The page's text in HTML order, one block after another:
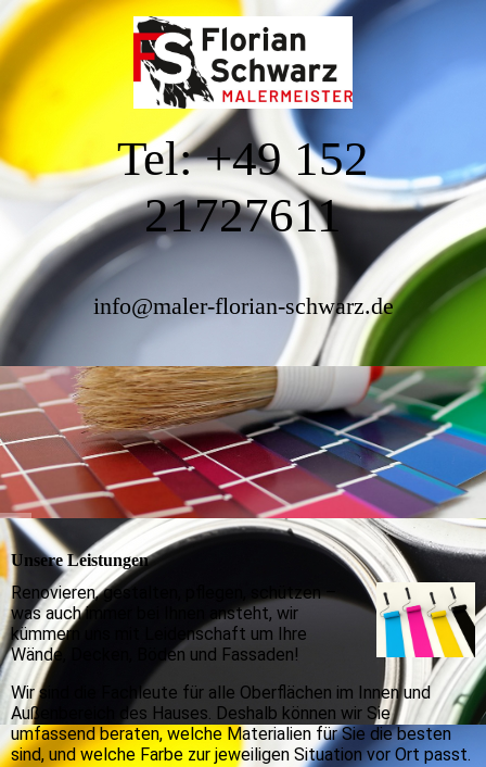
Tel: +49 152
21727611
info@maler-florian-schwarz.de
Unsere Leistungen
Renovieren, gestalten, pflegen, schützen –
was auch immer bei Ihnen ansteht, wir
kümmern uns mit Leidenschaft um Ihre
Wände, Decken, Böden und Fassaden!
Wir sind die Fachleute für alle Oberflächen im Innen und
Außenbereich des Hauses. Deshalb können wir Sie
umfassend beraten, welche Materialien für Sie die besten
sind, und welche Farbe zur jeweiligen Situation vor Ort passt.